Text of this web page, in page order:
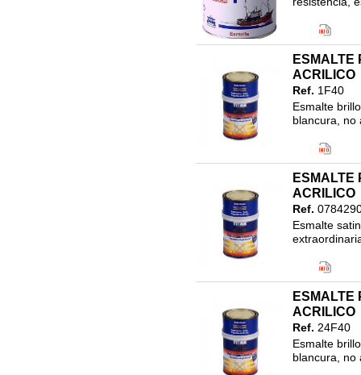
ESMALTE
ACRILICO
Ref. 1F40
Esmalte
blancura, no
17.LINEA
750ML
ESMALTE
ACRILICO
Ref.
Esmalte
17.LINEA
750ML
ESMALTE
ACRILICO
Ref. 24F40
Esmalte
blancura, no